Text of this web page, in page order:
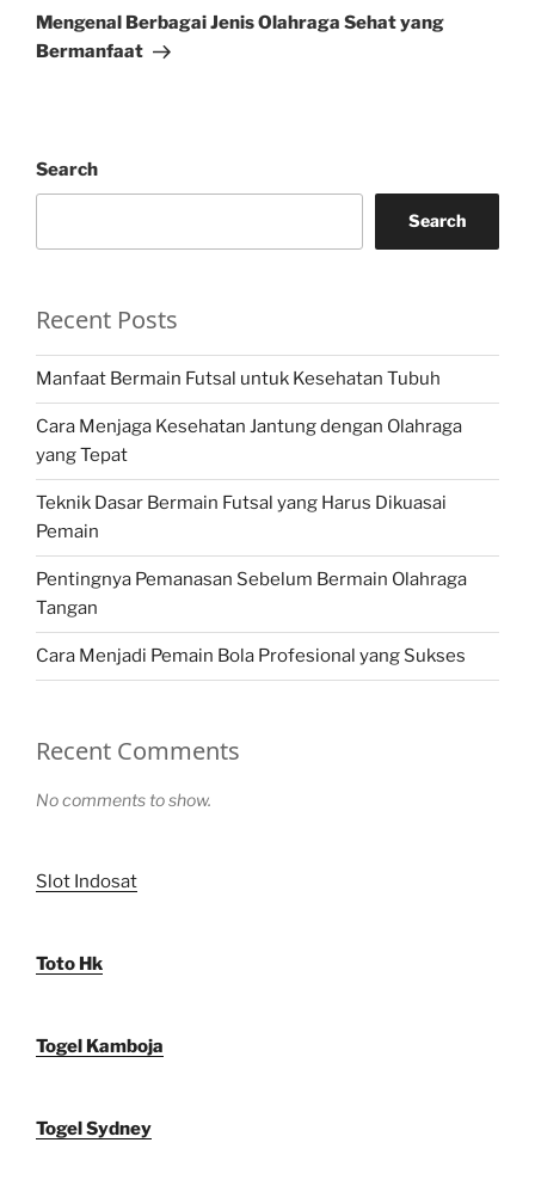
Post
Mengenal Berbagai Jenis Olahraga Sehat yang
Bermanfaat
Search
Search
Recent Posts
Manfaat Bermain Futsal untuk Kesehatan Tubuh
Cara Menjaga Kesehatan Jantung dengan Olahraga
yang Tepat
Teknik Dasar Bermain Futsal yang Harus Dikuasai
Pemain
Pentingnya Pemanasan Sebelum Bermain Olahraga
Tangan
Cara Menjadi Pemain Bola Profesional yang Sukses
Recent Comments
No comments to show.
Slot Indosat
Toto Hk
Togel Kamboja
Togel Sydney